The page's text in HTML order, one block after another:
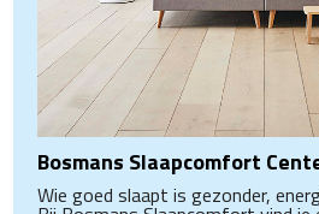
Bosmans Slaapcomfort
Wie goed slaapt is gezonder,